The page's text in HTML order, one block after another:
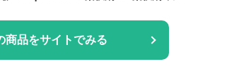
商品をサイトでみる